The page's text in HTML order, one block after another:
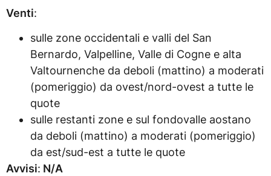
Venti:
sulle zone occidentali e valli del San
Bernardo, Valpelline, Valle di Cogne e alta
Valtournenche da deboli (mattino) a moderati
(pomeriggio) da ovest/nord-ovest a tutte le
quote
sulle restanti zone e sul fondovalle aostano
da deboli (mattino) a moderati (pomeriggio)
da est/sud-est a tutte le quote
Avvisi: N/A